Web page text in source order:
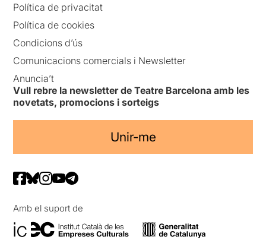
Política de privacitat
Política de cookies
Condicions d’ús
Comunicacions comercials i Newsletter
Anuncia’t
Vull rebre la newsletter de Teatre Barcelona amb les
novetats, promocions i sorteigs
Unir-me
Amb el suport de